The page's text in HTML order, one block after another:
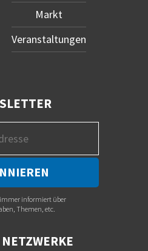
Markt
Veranstaltungen
immer informiert über
Themen, etc.